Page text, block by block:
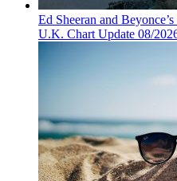
Ed Sheeran and
U.K. Chart Update 08/